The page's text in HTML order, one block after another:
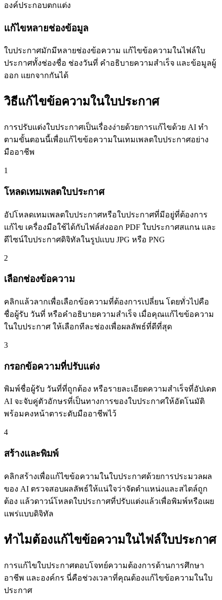
องค์ประกอบตกแต่ง
แก้ไขหลายช่องข้อมูล
ใบประกาศมักมีหลายช่องข้อความ แก้ไขข้อความในไฟล์ใบ
ประกาศทั้งช่องชื่อ ช่องวันที่ คำอธิบายความสำเร็จ และข้อมูลผู้
ออก แยกจากกันได้
วิธีแก้ไขข้อความในใบประกาศ
การปรับแต่งใบประกาศเป็นเรื่องง่ายด้วยการแก้ไขด้วย AI ทำ
ตามขั้นตอนนี้เพื่อแก้ไขข้อความในเทมเพลตใบประกาศอย่าง
มืออาชีพ
1
โหลดเทมเพลตใบประกาศ
อัปโหลดเทมเพลตใบประกาศหรือใบประกาศที่มีอยู่ที่ต้องการ
แก้ไข เครื่องมือใช้ได้กับไฟล์ส่งออก PDF ใบประกาศสแกน และ
ดีไซน์ใบประกาศดิจิทัลในรูปแบบ JPG หรือ PNG
2
เลือกช่องข้อความ
คลิกแล้วลากเพื่อเลือกข้อความที่ต้องการเปลี่ยน โดยทั่วไปคือ
ชื่อผู้รับ วันที่ หรือคำอธิบายความสำเร็จ เมื่อคุณแก้ไขข้อความ
ในใบประกาศ ให้เลือกทีละช่องเพื่อผลลัพธ์ที่ดีที่สุด
3
กรอกข้อความที่ปรับแต่ง
พิมพ์ชื่อผู้รับ วันที่ที่ถูกต้อง หรือรายละเอียดความสำเร็จที่อัปเดต
AI จะจับคู่ตัวอักษรที่เป็นทางการของใบประกาศให้อัตโนมัติ
พร้อมคงหน้าตาระดับมืออาชีพไว้
4
สร้างและพิมพ์
คลิกสร้างเพื่อแก้ไขข้อความในใบประกาศด้วยการประมวลผล
ของ AI ตรวจสอบผลลัพธ์ให้แน่ใจว่าจัดตำแหน่งและสไตล์ถูก
ต้อง แล้วดาวน์โหลดใบประกาศที่ปรับแต่งแล้วเพื่อพิมพ์หรือเผย
แพร่แบบดิจิทัล
ทำไมต้องแก้ไขข้อความในไฟล์ใบประกาศ
การแก้ไขใบประกาศตอบโจทย์ความต้องการด้านการศึกษา
อาชีพ และองค์กร นี่คือช่วงเวลาที่คุณต้องแก้ไขข้อความในใบ
ประกาศ